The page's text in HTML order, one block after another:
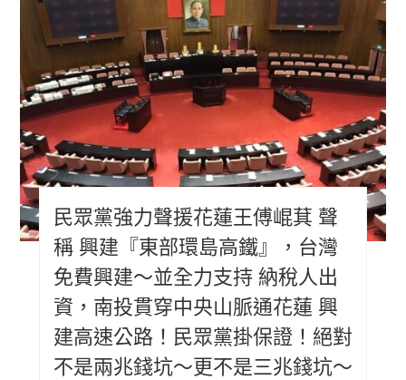
民眾黨強力聲援花蓮王傅崐萁 聲
稱 興建『東部環島高鐵』，台灣
免費興建～並全力支持 納稅人出
資，南投貫穿中央山脈通花蓮 興
建高速公路！民眾黨掛保證！絕對
不是兩兆錢坑～更不是三兆錢坑～